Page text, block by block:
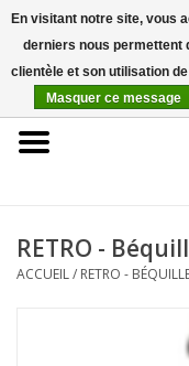
EUR
Accueil
RETRO -
ACCUEIL/ RETRO -
En visitant notre site, vous
derniers nous permettent
clientèle et son utilisation
Masquer ce message